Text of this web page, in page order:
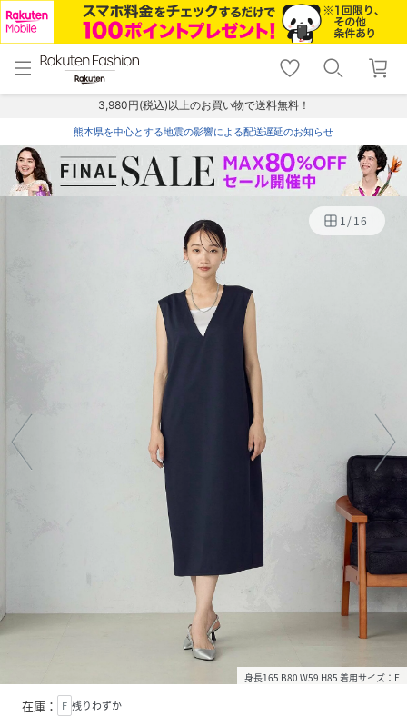
menu home
トップ
shopping_cart lock_outline
ログイン
3,980円(税込)以上のお買い物で送料無料！
熊本県を中心とする地震の影響による配送遅延のお知らせ
1/16
身長165 B80 W59 H85 着用サイズ：F
在庫： F 残りわずか